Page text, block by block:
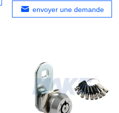
envoyer une demande